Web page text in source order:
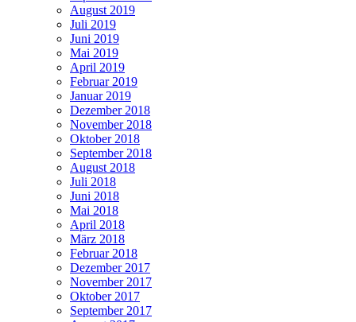
August 2019
Juli 2019
Juni 2019
Mai 2019
April 2019
Februar 2019
Januar 2019
Dezember 2018
November 2018
Oktober 2018
September 2018
August 2018
Juli 2018
Juni 2018
Mai 2018
April 2018
März 2018
Februar 2018
Dezember 2017
November 2017
Oktober 2017
September 2017